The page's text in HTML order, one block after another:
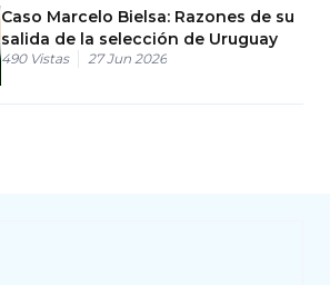
Caso Marcelo Bielsa: Razones de su
salida de la selección de Uruguay
490 Vistas 27 Jun 2026